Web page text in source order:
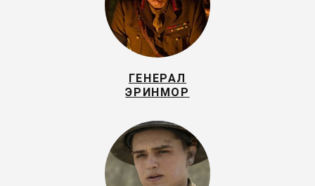
ГЕНЕРАЛ
ЭРИНМОР